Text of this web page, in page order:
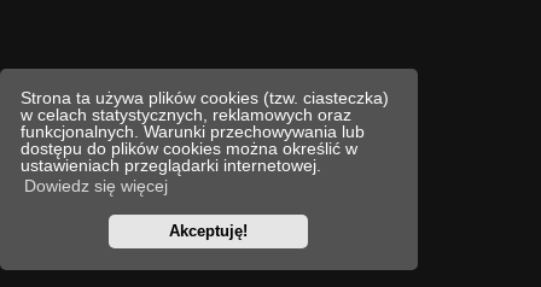
Strona ta używa plików cookies (tzw. ciasteczka)
w celach statystycznych, reklamowych oraz
funkcjonalnych. Warunki przechowywania lub
dostępu do plików cookies można określić w
ustawieniach przeglądarki internetowej.
Dowiedz się więcej
Akceptuję!